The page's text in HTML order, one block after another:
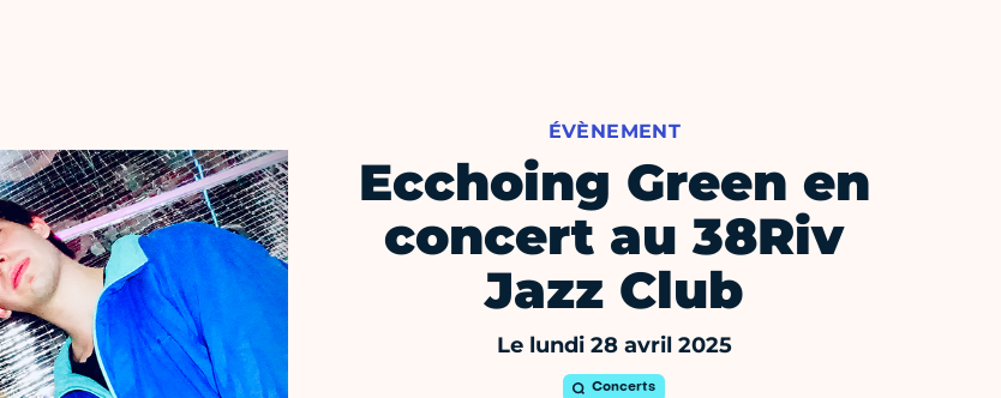
ÉVÈNEMENT
Ecchoing Green en
concert au 38Riv
Jazz Club
Le lundi 28 avril 2025
Concerts